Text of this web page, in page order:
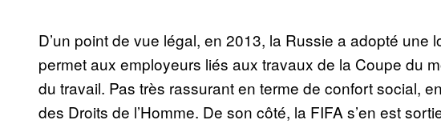
D’un point de vue légal, en 2013, la Russie a adopté une
permet aux employeurs liés aux travaux de la Coupe du
du travail. Pas très rassurant en terme de confort social,
des Droits de l’Homme. De son côté, la FIFA s’en est